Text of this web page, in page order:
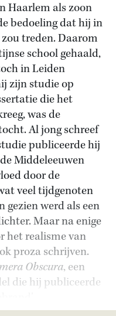
Haarlem als zoon
bedoeling dat hij in
treden. Daarom
school gehaald,
in Leiden
zijn studie op
die het
was de
Al jong schreef
publiceerde hij
Middeleeuwen
door de
veel tijdgenoten
werd als een
Maar na enige
het realisme van
proza schrijven.
Obscura, een
die hij publiceerde